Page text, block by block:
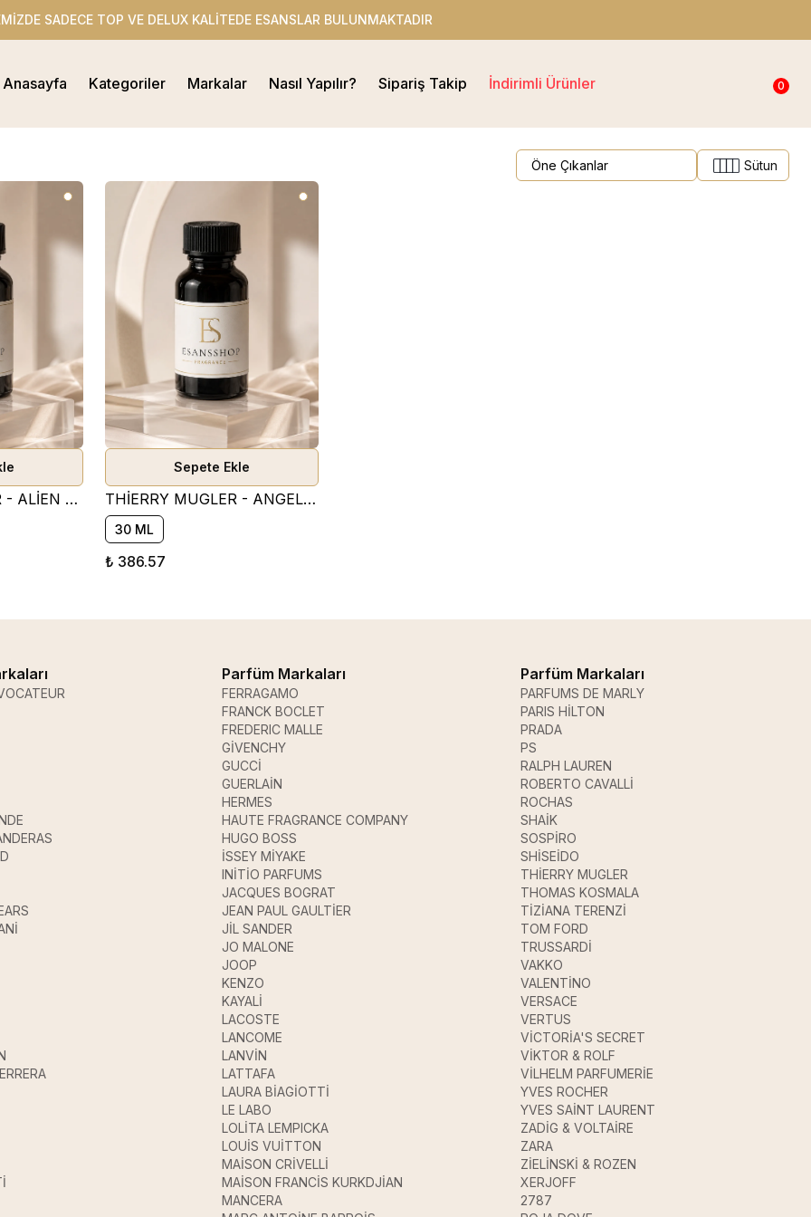
SADECE TOP VE DELUX KALİTEDE ESANSLAR BULUNMAKTADIR
Anasayfa Kategoriler Markalar Nasıl Yapılır? Sipariş Takip İndirimli Ürünler 0
Sütun
THİERRY MUGLER - ALİEN PARFÜM ESANSI ( ÇİÇEKSİ )
Sepete Ekle
THİERRY MUGLER - ANGEL PARFÜM ESANSI ( TATLI )
30 ML
₺ 386.57
Parfüm Markaları
FERRAGAMO
FRANCK BOCLET
FREDERIC MALLE
GİVENCHY
GUCCİ
GUERLAİN
HERMES
HAUTE FRAGRANCE COMPANY
HUGO BOSS
İSSEY MİYAKE
INİTİO PARFUMS
JACQUES BOGRAT
JEAN PAUL GAULTİER
JİL SANDER
JO MALONE
JOOP
KENZO
KAYALİ
LACOSTE
LANCOME
LANVİN
LATTAFA
LAURA BİAGİOTTİ
LE LABO
LOLİTA LEMPICKA
LOUİS VUİTTON
MAİSON CRİVELLİ
MAİSON FRANCİS KURKDJİAN
MANCERA
Parfüm Markaları
PARFUMS DE MARLY
PARIS HİLTON
PRADA
PS
RALPH LAUREN
ROBERTO CAVALLİ
ROCHAS
SHAİK
SOSPİRO
SHİSEİDO
THİERRY MUGLER
THOMAS KOSMALA
TİZİANA TERENZİ
TOM FORD
TRUSSARDİ
VAKKO
VALENTİNO
VERSACE
VERTUS
VİCTORİA'S SECRET
VİKTOR & ROLF
VİLHELM PARFUMERİE
YVES ROCHER
YVES SAİNT LAURENT
ZADİG & VOLTAİRE
ZARA
ZİELİNSKİ & ROZEN
XERJOFF
2787